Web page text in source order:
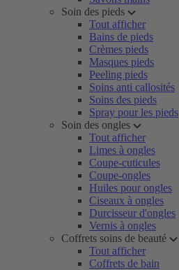
Soin des pieds
Tout afficher
Bains de pieds
Crèmes pieds
Masques pieds
Peeling pieds
Soins anti callosités
Soins des pieds
Spray pour les pieds
Soin des ongles
Tout afficher
Limes à ongles
Coupe-cuticules
Coupe-ongles
Huiles pour ongles
Ciseaux à ongles
Durcisseur d'ongles
Vernis à ongles
Coffrets soins de beauté
Tout afficher
Coffrets de bain